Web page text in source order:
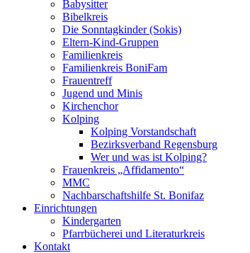
Babysitter
Bibelkreis
Die Sonntagkinder (Sokis)
Eltern-Kind-Gruppen
Familienkreis
Familienkreis BoniFam
Frauentreff
Jugend und Minis
Kirchenchor
Kolping
Kolping Vorstandschaft
Bezirksverband Regensburg
Wer und was ist Kolping?
Frauenkreis „Affidamento“
MMC
Nachbarschaftshilfe St. Bonifaz
Einrichtungen
Kindergarten
Pfarrbücherei und Literaturkreis
Kontakt